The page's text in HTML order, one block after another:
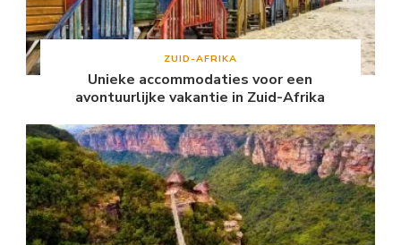
ZUID-AFRIKA
Unieke accommodaties voor een
avontuurlijke vakantie in Zuid-Afrika